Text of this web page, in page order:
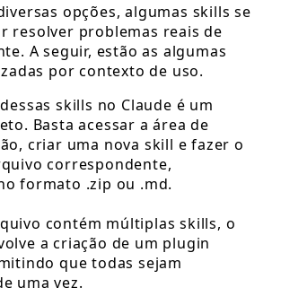
opções, algumas skills se
resolver problemas reais de
A seguir, estão as algumas
por contexto de uso.
skills no Claude é um
Basta acessar a área de
criar uma nova skill e fazer o
correspondente,
formato .zip ou .md.
contém múltiplas skills, o
a criação de um plugin
que todas sejam
uma vez.